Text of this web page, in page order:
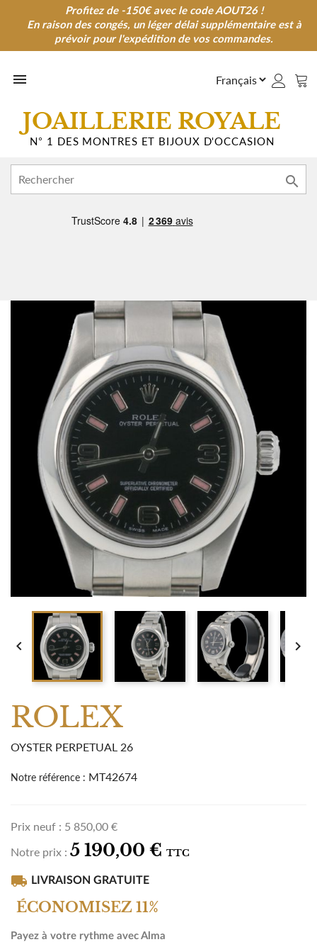
Profitez de -150€ avec le code AOUT26 !
En raison des congés, un léger délai supplémentaire est à
prévoir pour l'expédition de vos commandes.
Profitez de -150€ avec le code AOUT26 !
En raison des congés, un léger délai supplémentaire est à
prévoir pour l'expédition de vos commandes.

JOAILLERIE ROYALE
N° 1 DES MONTRES ET BIJOUX D'OCCASION

 
ROLEX
OYSTER PERPETUAL 26
Notre référence : MT42674
Prix neuf : 5 850,00 €
Notre prix : 5 190,00 € TTC
local_shipping LIVRAISON GRATUITE
ÉCONOMISEZ 11%
Payez à votre rythme avec Alma